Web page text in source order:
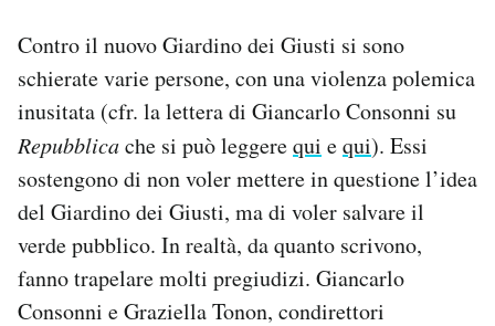
Contro il nuovo Giardino dei Giusti si sono
schierate varie persone, con una violenza polemica
inusitata (cfr. la lettera di Giancarlo Consonni su
Repubblicache si può leggerequi equi). Essi
sostengono di non voler mettere in questione l’idea
del Giardino dei Giusti, ma di voler salvare il
verde pubblico. In realtà, da quanto scrivono,
fanno trapelare molti pregiudizi. Giancarlo
Consonni e Graziella Tonon, condirettori